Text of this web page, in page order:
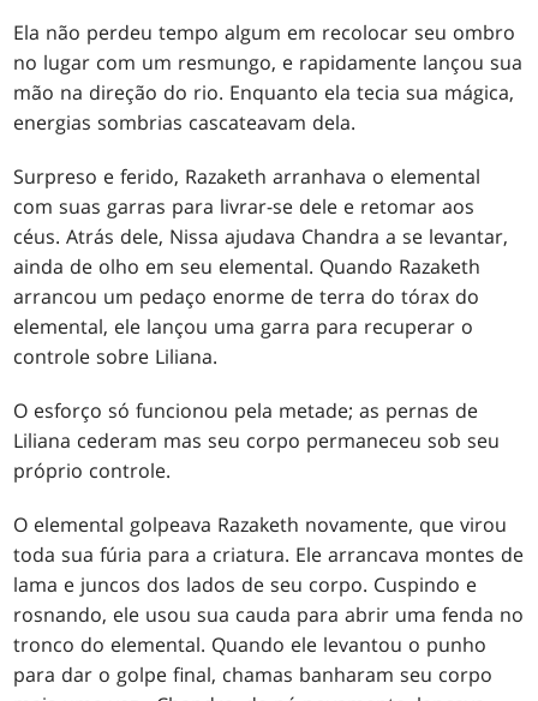
Ela não perdeu tempo algum em recolocar seu ombro
no lugar com um resmungo, e rapidamente lançou sua
mão na direção do rio. Enquanto ela tecia sua mágica,
energias sombrias cascateavam dela.
Surpreso e ferido, Razaketh arranhava o elemental
com suas garras para livrar-se dele e retomar aos
céus. Atrás dele, Nissa ajudava Chandra a se levantar,
ainda de olho em seu elemental. Quando Razaketh
arrancou um pedaço enorme de terra do tórax do
elemental, ele lançou uma garra para recuperar o
controle sobre Liliana.
O esforço só funcionou pela metade; as pernas de
Liliana cederam mas seu corpo permaneceu sob seu
próprio controle.
O elemental golpeava Razaketh novamente, que virou
toda sua fúria para a criatura. Ele arrancava montes de
lama e juncos dos lados de seu corpo. Cuspindo e
rosnando, ele usou sua cauda para abrir uma fenda no
tronco do elemental. Quando ele levantou o punho
para dar o golpe final, chamas banharam seu corpo